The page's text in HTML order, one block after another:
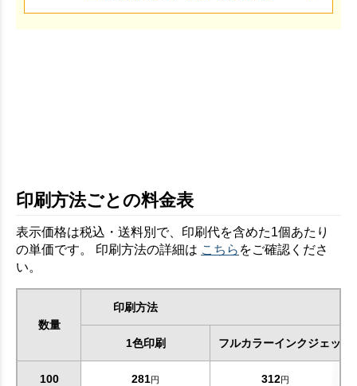
印刷方法ごとの料金表
表示価格は税込・送料別で、印刷代を含めた1個あたり
の単価です。 印刷方法の詳細は こちら をご確認くださ
い。
数量
印刷方法
1色印刷 フルカラーインクジェット
100 281円 312円